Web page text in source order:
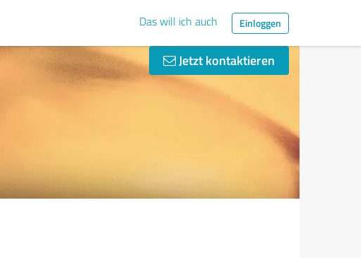
Das will ich auch Einloggen
Jetzt kontaktieren